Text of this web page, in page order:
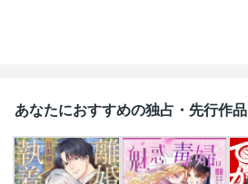
あなたにおすすめの独占・先行作品